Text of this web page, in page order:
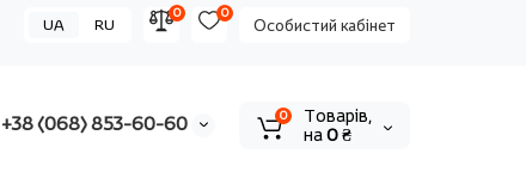
Особистий кабінет
0
0
UA RU
+38 (068) 853-60-60 0
Tоварів,
на0 ₴